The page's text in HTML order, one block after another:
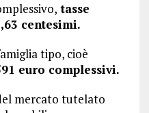
tasse
centesimi.
tipo, cioè
euro complessivi.
mercato tutelato